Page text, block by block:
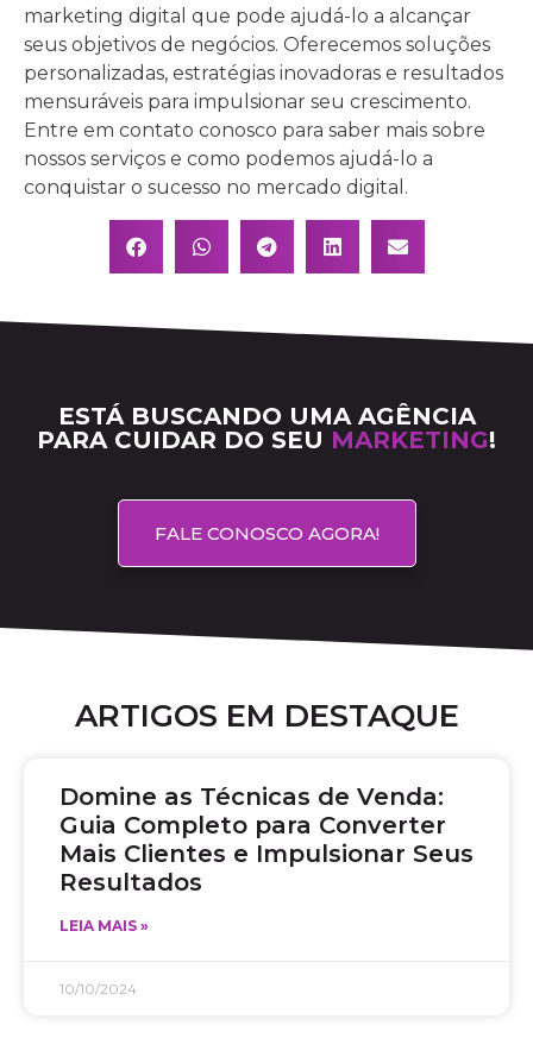
marketing digital que pode ajudá-lo a alcançar
seus objetivos de negócios. Oferecemos soluções
personalizadas, estratégias inovadoras e resultados
mensuráveis para impulsionar seu crescimento.
Entre em contato conosco para saber mais sobre
nossos serviços e como podemos ajudá-lo a
conquistar o sucesso no mercado digital.
ESTÁ BUSCANDO UMA AGÊNCIA
PARA CUIDAR DO SEU MARKETING!
FALE CONOSCO AGORA!
ARTIGOS EM DESTAQUE
Domine as Técnicas de Venda:
Guia Completo para Converter
Mais Clientes e Impulsionar Seus
Resultados
LEIA MAIS »
10/10/2024